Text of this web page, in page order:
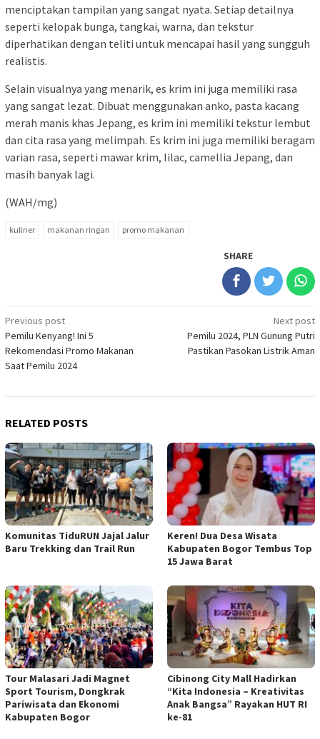
menciptakan tampilan yang sangat nyata. Setiap detailnya
seperti kelopak bunga, tangkai, warna, dan tekstur
diperhatikan dengan teliti untuk mencapai hasil yang sungguh
realistis.
Selain visualnya yang menarik, es krim ini juga memiliki rasa
yang sangat lezat. Dibuat menggunakan anko, pasta kacang
merah manis khas Jepang, es krim ini memiliki tekstur lembut
dan cita rasa yang melimpah. Es krim ini juga memiliki beragam
varian rasa, seperti mawar krim, lilac, camellia Jepang, dan
masih banyak lagi.
(WAH/mg)
kuliner makanan ringan promo makanan
SHARE
Post
navigation
Previous post
Pemilu Kenyang! Ini 5
Rekomendasi Promo Makanan
Saat Pemilu 2024
Next post
Pemilu 2024, PLN Gunung Putri
Pastikan Pasokan Listrik Aman
RELATED POSTS
Komunitas TiduRUN Jajal Jalur
Baru Trekking dan Trail Run
Keren! Dua Desa Wisata
Kabupaten Bogor Tembus Top
15 Jawa Barat
Tour Malasari Jadi Magnet
Sport Tourism, Dongkrak
Pariwisata dan Ekonomi
Kabupaten Bogor
Cibinong City Mall Hadirkan
“Kita Indonesia – Kreativitas
Anak Bangsa” Rayakan HUT RI
ke-81